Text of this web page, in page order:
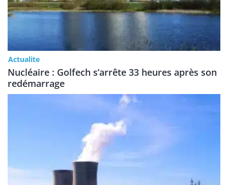
Actualite
Nucléaire : Golfech s’arrête 33 heures après son
redémarrage